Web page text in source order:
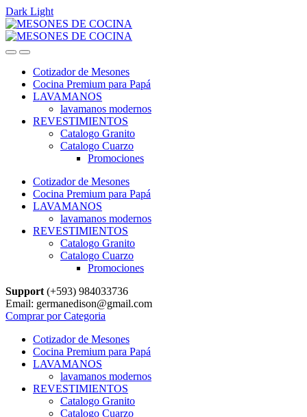
Dark Light
Skip
to
navigation
Skip
to
content
Cotizador de Mesones
Cocina Premium para Papá
LAVAMANOS
lavamanos modernos
REVESTIMIENTOS
Catalogo Granito
Catalogo Cuarzo
Promociones
Cotizador de Mesones
Cocina Premium para Papá
LAVAMANOS
lavamanos modernos
REVESTIMIENTOS
Catalogo Granito
Catalogo Cuarzo
Promociones
Support (+593) 984033736
Email: germanedison@gmail.com
Comprar por Categoria
Cotizador de Mesones
Cocina Premium para Papá
LAVAMANOS
lavamanos modernos
REVESTIMIENTOS
Catalogo Granito
Catalogo Cuarzo